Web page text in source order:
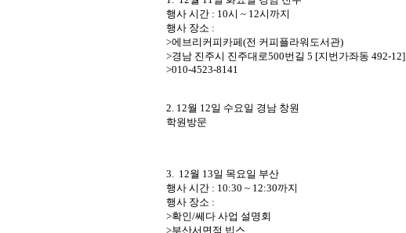
행사 시간 : 10시 ~ 12시까지
행사 장소 :
>에브리커피카페(전 커피플라워도서관)
>경남 진주시 진주대로500번길 5 [지번가좌동 492-12]
>010-4523-8141
2. 12월 12일 수요일 경남 창원
학원방문
3. 12월 13일 목요일 부산
행사 시간 : 10:30 ~ 12:30까지
행사 장소 :
>확인/쎄다 사업 설명회
>부산서면점 빕스